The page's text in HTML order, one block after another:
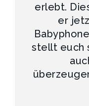
erlebt.
er
stellt euch